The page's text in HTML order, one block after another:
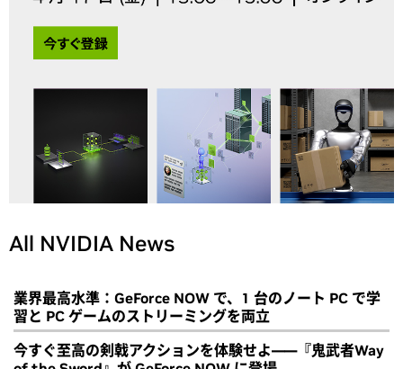
All NVIDIA News
業界最高水準：GeForce NOW で、1 台のノート PC で学
習と PC ゲームのストリーミングを両立
今すぐ至高の剣戟アクションを体験せよ――『鬼武者Way